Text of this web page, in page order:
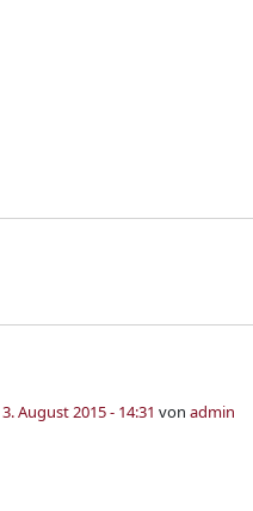
3. August 2015 - 14:31 von admin